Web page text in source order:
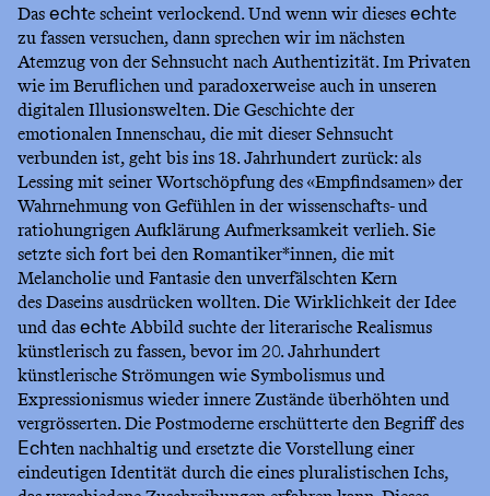
Das echte scheint verlockend. Und wenn wir dieses echte
zu fassen versuchen, dann sprechen wir im nächsten
Atemzug von der Sehnsucht nach Authentizität. Im Privaten
wie im Beruflichen und paradoxerweise auch in unseren
digitalen Illusionswelten. Die Geschichte der
emotionalen Innenschau, die mit dieser Sehnsucht
verbunden ist, geht bis ins 18. Jahrhundert zurück: als
Lessing mit seiner Wortschöpfung des «Empfindsamen» der
Wahrnehmung von Gefühlen in der wissenschafts- und
ratiohungrigen Aufklärung Aufmerksamkeit verlieh. Sie
setzte sich fort bei den Romantiker*innen, die mit
Melancholie und Fantasie den unverfälschten Kern
des Daseins ausdrücken wollten. Die Wirklichkeit der Idee
und das echte Abbild suchte der literarische Realismus
künstlerisch zu fassen, bevor im 20. Jahrhundert
künstlerische Strömungen wie Symbolismus und
Expressionismus wieder innere Zustände überhöhten und
vergrösserten. Die Postmoderne erschütterte den Begriff des
Echten nachhaltig und ersetzte die Vorstellung einer
eindeutigen Identität durch die eines pluralistischen Ichs,